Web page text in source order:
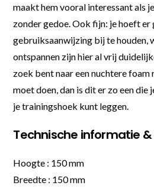
maakt hem vooral interessant als
zonder gedoe. Ook fijn: je hoeft
gebruiksaanwijzing bij te houden,
ontspannen zijn hier al vrij
zoek bent naar een nuchtere
moet doen, dan is dit er zo een die
je trainingshoek kunt leggen.
Technische informatie
Hoogte : 150 mm
Breedte : 150 mm